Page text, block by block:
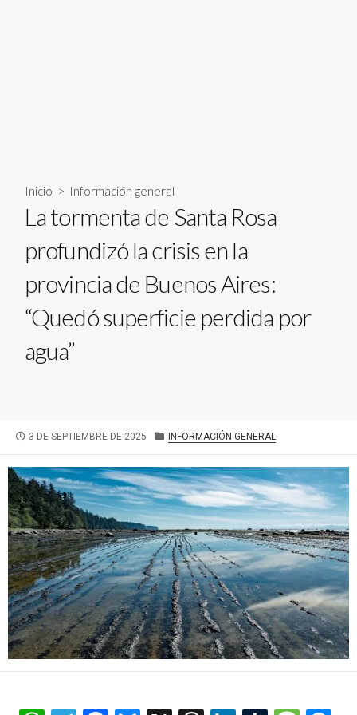
Inicio > Información general
La tormenta de Santa Rosa
profundizó la crisis en la
provincia de Buenos Aires:
“Quedó superficie perdida por
agua”
FECHA
PUBLICACIÓN
3 DE SEPTIEMBRE DE 2025 CATEGORÍAS
INFORMACIÓN GENERAL